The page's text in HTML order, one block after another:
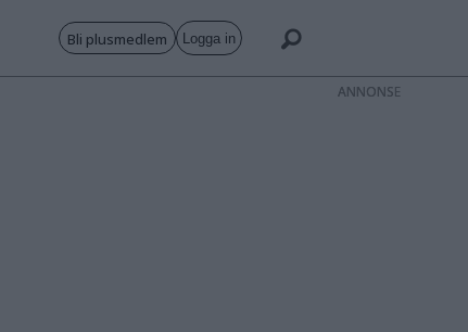
Bli plusmedlem Logga in
ANNONS